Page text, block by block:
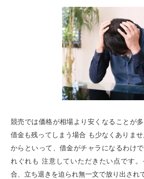
競売では価格が相場より安くなることが
借金も残ってしまう場合 も少なくありま
からといって、借金がチャラになるわけ
れぐれも 注意していただきたい点です
合、立ち退きを迫られ無一文で放り出され